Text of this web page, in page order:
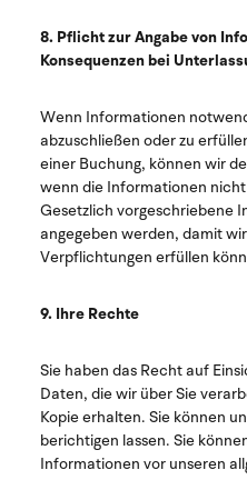
8. Pflicht zur Angabe von
Konsequenzen bei
Wenn Informationen
abzuschließen oder zu
einer Buchung, können wir
wenn die Informationen
Gesetzlich vorgeschriebene
angegeben werden, damit
Verpflichtungen erfüllen
9. Ihre Rechte
Sie haben das Recht auf
Daten, die wir über Sie
Kopie erhalten. Sie können
berichtigen lassen. Sie
Informationen vor unseren